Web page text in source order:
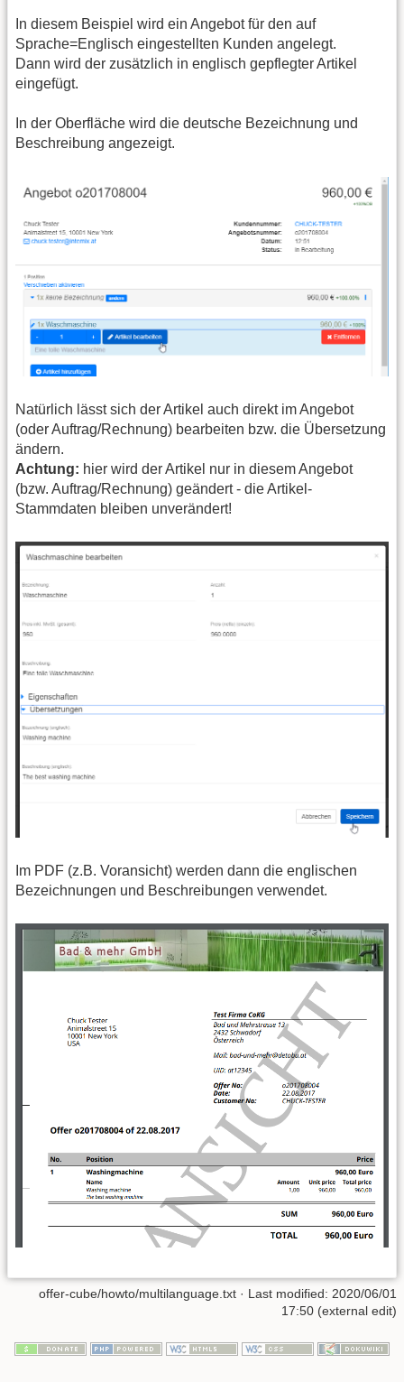
In diesem Beispiel wird ein Angebot für den auf
Sprache=Englisch eingestellten Kunden angelegt.
Dann wird der zusätzlich in englisch gepflegter Artikel
eingefügt.
In der Oberfläche wird die deutsche Bezeichnung und
Beschreibung angezeigt.
Natürlich lässt sich der Artikel auch direkt im Angebot
(oder Auftrag/Rechnung) bearbeiten bzw. die Übersetzung
ändern.
Achtung: hier wird der Artikel nur in diesem Angebot
(bzw. Auftrag/Rechnung) geändert - die Artikel-
Stammdaten bleiben unverändert!
Im PDF (z.B. Voransicht) werden dann die englischen
Bezeichnungen und Beschreibungen verwendet.
offer-cube/howto/multilanguage.txt · Last modified: 2020/06/01
17:50 (external edit)